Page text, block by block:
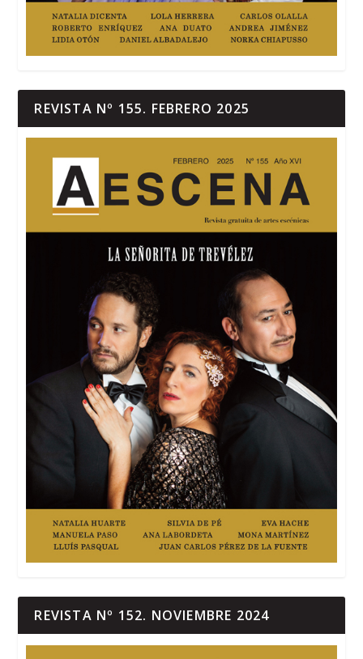
REVISTA Nº 155. FEBRERO 2025
REVISTA Nº 152. NOVIEMBRE 2024